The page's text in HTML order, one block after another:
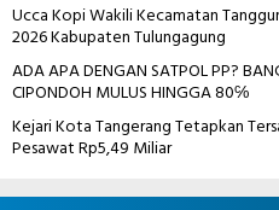
Ucca Kopi Wakili Kecamatan
2026 Kabupaten Tulungagung
ADA APA DENGAN SATPOL PP?
CIPONDOH MULUS HINGGA 80℅
Kejari Kota Tangerang Tetapkan
Pesawat Rp5,49 Miliar